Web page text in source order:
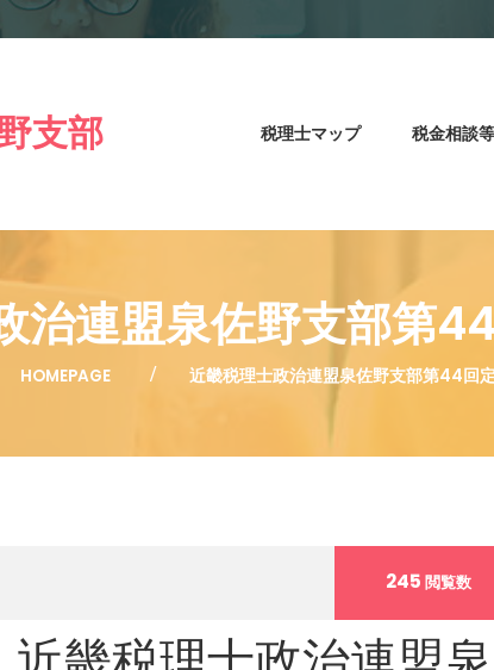
支部 税理士マップ 税金相談
治連盟泉佐野支部第
HOMEPAGE 近畿税理士政治連盟泉佐野支部第44回
245 閲覧数